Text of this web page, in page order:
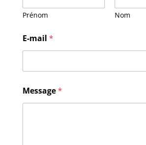
Prénom Nom
E-mail *
N
o
Message*